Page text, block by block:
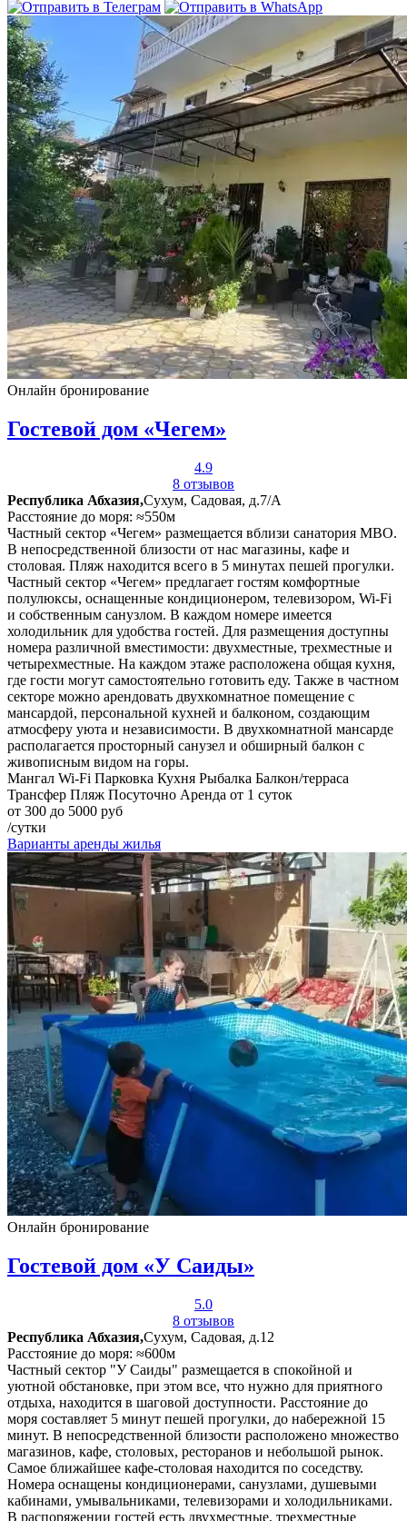
Онлайн бронирование
Гостевой дом «Чегем»
4.9
8 отзывов
Республика Абхазия,Сухум, Садовая, д.7/А
Расстояние до моря: ≈550м
Частный сектор «Чегем» размещается вблизи санатория МВО.
В непосредственной близости от нас магазины, кафе и
столовая. Пляж находится всего в 5 минутах пешей прогулки.
Частный сектор «Чегем» предлагает гостям комфортные
полулюксы, оснащенные кондиционером, телевизором, Wi-Fi
и собственным санузлом. В каждом номере имеется
холодильник для удобства гостей. Для размещения доступны
номера различной вместимости: двухместные, трехместные и
четырехместные. На каждом этаже расположена общая кухня,
где гости могут самостоятельно готовить еду. Также в частном
секторе можно арендовать двухкомнатное помещение с
мансардой, персональной кухней и балконом, создающим
атмосферу уюта и независимости. В двухкомнатной мансарде
располагается просторный санузел и обширный балкон с
живописным видом на горы.
Мангал Wi-Fi Парковка Кухня Рыбалка Балкон/терраса
Трансфер Пляж Посуточно Аренда от 1 суток
от 300 до 5000 руб
/сутки
Варианты аренды жилья
Онлайн бронирование
Гостевой дом «У Саиды»
5.0
8 отзывов
Республика Абхазия,Сухум, Садовая, д.12
Расстояние до моря: ≈600м
Частный сектор "У Саиды" размещается в спокойной и
уютной обстановке, при этом все, что нужно для приятного
отдыха, находится в шаговой доступности. Расстояние до
моря составляет 5 минут пешей прогулки, до набережной 15
минут. В непосредственной близости расположено множество
магазинов, кафе, столовых, ресторанов и небольшой рынок.
Самое ближайшее кафе-столовая находится по соседству.
Номера оснащены кондиционерами, санузлами, душевыми
кабинами, умывальниками, телевизорами и холодильниками.
В распоряжении гостей есть двухместные, трехместные